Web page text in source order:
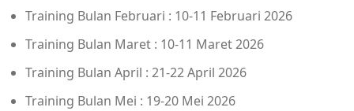
Training Bulan Februari : 10-11 Februari 2026
Training Bulan Maret : 10-11 Maret 2026
Training Bulan April : 21-22 April 2026
Training Bulan Mei : 19-20 Mei 2026